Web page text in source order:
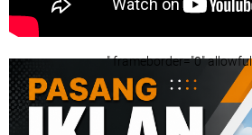
" frameborder="0"